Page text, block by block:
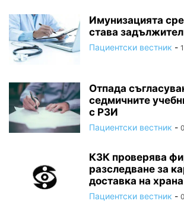
Имунизацията
става
Пациентски вестник -
Отпада
седмичните
с РЗИ
Пациентски вестник -
КЗК проверява
разследване за
доставка на
Пациентски вестник -